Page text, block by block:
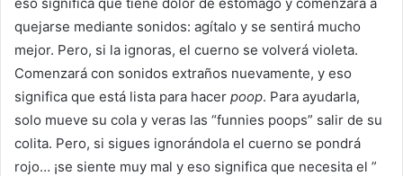
quejarse mediante sonidos: agítalo y se sentirá mucho
mejor. Pero, si la ignoras, el cuerno se volverá violeta.
Comenzará con sonidos extraños nuevamente, y eso
significa que está lista para hacer poop. Para ayudarla,
solo mueve su cola y veras las “funnies poops” salir de su
colita. Pero, si sigues ignorándola el cuerno se pondrá
rojo… ¡se siente muy mal y eso significa que necesita el ”